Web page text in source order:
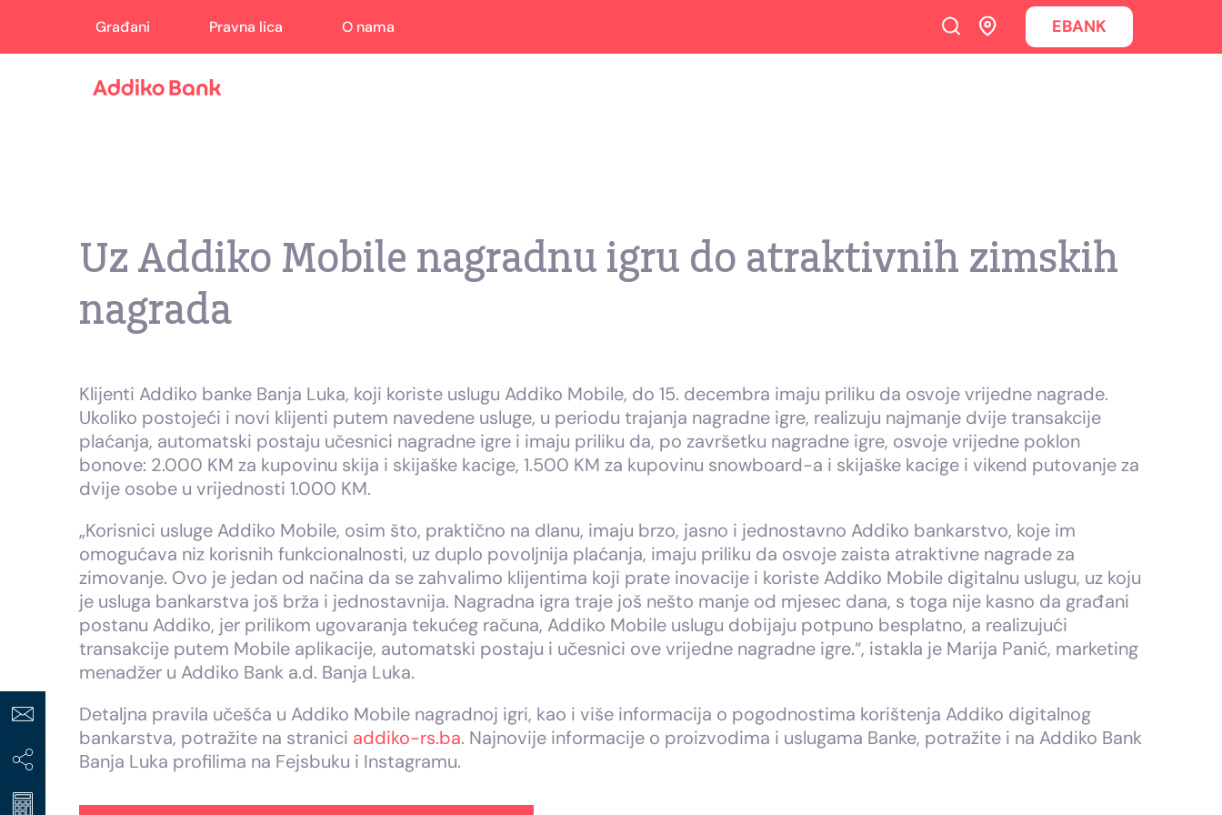
Građani Pravna lica O nama EBANK
Uz Addiko Mobile nagradnu igru do atraktivnih zimskih
nagrada
Klijenti Addiko banke Banja Luka, koji koriste uslugu Addiko Mobile, do 15. decembra imaju priliku da osvoje vrijedne nagrade.
Ukoliko postojeći i novi klijenti putem navedene usluge, u periodu trajanja nagradne igre, realizuju najmanje dvije transakcije
plaćanja, automatski postaju učesnici nagradne igre i imaju priliku da, po završetku nagradne igre, osvoje vrijedne poklon
bonove: 2.000 KM za kupovinu skija i skijaške kacige, 1.500 KM za kupovinu snowboard-a i skijaške kacige i vikend putovanje za
dvije osobe u vrijednosti 1.000 KM.
„Korisnici usluge Addiko Mobile, osim što, praktično na dlanu, imaju brzo, jasno i jednostavno Addiko bankarstvo, koje im
omogućava niz korisnih funkcionalnosti, uz duplo povoljnija plaćanja, imaju priliku da osvoje zaista atraktivne nagrade za
zimovanje. Ovo je jedan od načina da se zahvalimo klijentima koji prate inovacije i koriste Addiko Mobile digitalnu uslugu, uz koju
je usluga bankarstva još brža i jednostavnija. Nagradna igra traje još nešto manje od mjesec dana, s toga nije kasno da građani
postanu Addiko, jer prilikom ugovaranja tekućeg računa, Addiko Mobile uslugu dobijaju potpuno besplatno, a realizujući
transakcije putem Mobile aplikacije, automatski postaju i učesnici ove vrijedne nagradne igre.“, istakla je Marija Panić, marketing
menadžer u Addiko Bank a.d. Banja Luka.
Detaljna pravila učešća u Addiko Mobile nagradnoj igri, kao i više informacija o pogodnostima korištenja Addiko digitalnog
bankarstva, potražite na stranici addiko-rs.ba. Najnovije informacije o proizvodima i uslugama Banke, potražite i na Addiko Bank
Banja Luka profilima na Fejsbuku i Instagramu.